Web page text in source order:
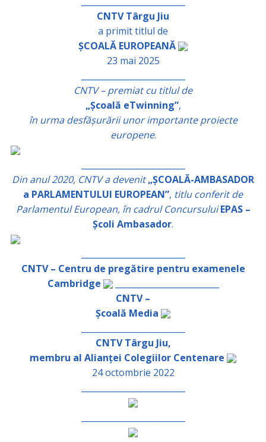
CNTV Târgu Jiu
a primit titlul de
ȘCOALĂ EUROPEANĂ
23 mai 2025
CNTV – premiat cu titlul de
„Școală eTwinning”,
în urma desfășurării unor importante proiecte
europene.
Din anul 2020, CNTV a devenit „ȘCOALĂ-AMBASADOR
a PARLAMENTULUI EUROPEAN”, titlu conferit de
Parlamentul European, în cadrul Concursului EPAS –
Școli Ambasador.
CNTV – Centru de pregătire pentru examenele
Cambridge
_________________________
CNTV –
Școală Media
CNTV Târgu Jiu,
membru al Alianței Colegiilor Centenare
24 octombrie 2022